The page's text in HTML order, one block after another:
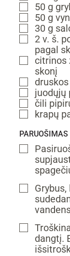
▢
50 g
▢
50 g
▢
30 g
▢
2 v. š.
pagal
▢
citrinos
skonį
▢
druskos
▢
juodųjų
▢
čili
▢
krapų
PARUOŠIMAS
▢
▢
▢
dangtį.